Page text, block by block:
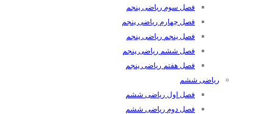
فصل سوم ریاضی پنجم
فصل چهارم ریاضی پنجم
فصل پنجم ریاضی پنجم
فصل ششم ریاضی پنجم
فصل هفتم ریاضی پنجم
ریاضی ششم
فصل اول ریاضی ششم
فصل دوم ریاضی ششم